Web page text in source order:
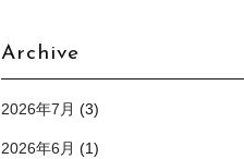
Archive
2026年7月 (3)
2026年6月 (1)